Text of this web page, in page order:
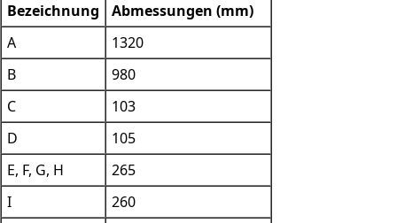
Bezeichnung
Abmessungen (mm)
A
1320
B
980
C
103
D
105
E, F, G, H
265
I
260